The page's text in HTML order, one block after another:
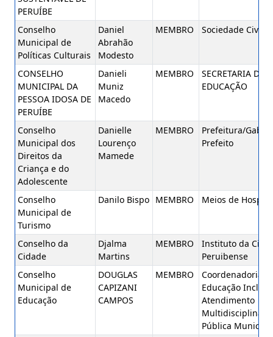
PERUÍBE
Conselho
Municipal de
Políticas Culturais
Daniel
Abrahão
Modesto
MEMBRO Sociedade Civil
CONSELHO
MUNICIPAL DA
PESSOA IDOSA DE
PERUÍBE
Danieli
Muniz
Macedo
MEMBRO
SECRETARIA DE
EDUCAÇÃO
Conselho
Municipal dos
Direitos da
Criança e do
Adolescente
Danielle
Lourenço
Mamede
MEMBRO
Prefeitura/
Prefeito
Conselho
Municipal de
Turismo
Danilo Bispo MEMBRO Meios de
Conselho da
Cidade
Djalma
Martins
MEMBRO
Instituto da
Peruibense
Conselho
Municipal de
Educação
DOUGLAS
CAPIZANI
CAMPOS
MEMBRO
Coordenadoria
Educação
Atendimento
Multidisciplinar
Pública